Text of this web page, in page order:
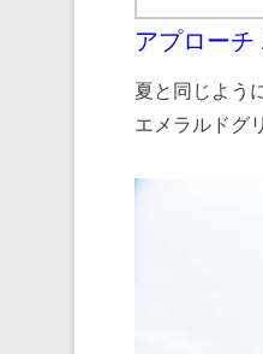
アプローチ
夏と同じよう
エメラルドグ